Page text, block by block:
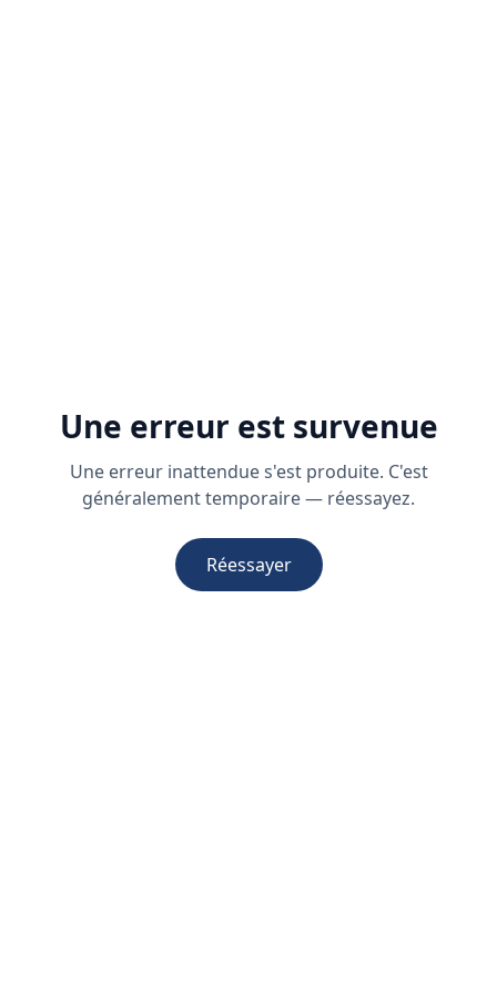
Une erreur est survenue
Une erreur inattendue s'est produite. C'est
généralement temporaire — réessayez.
Réessayer